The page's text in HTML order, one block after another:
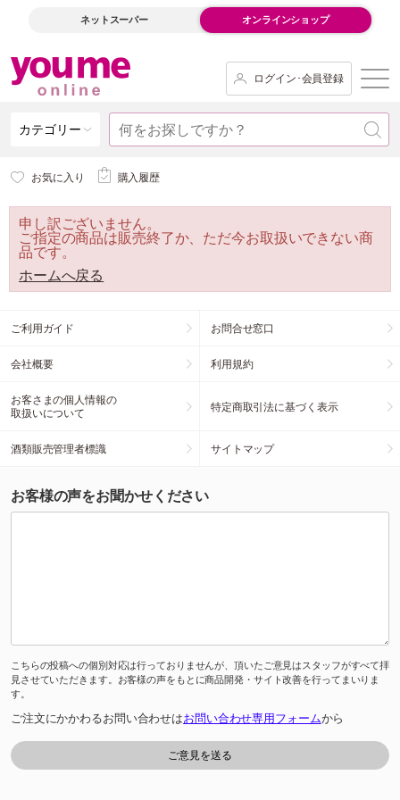
ネットスーパー オンラインショップ
ログイン･会員登録
カテゴリー
お気に入り 購入履歴
申し訳ございません。
ご指定の商品は販売終了か、ただ今お取扱いできない商
品です。
ホームへ戻る
ご利用ガイド お問合せ窓口
会社概要 利用規約
お客さまの個人情報の
取扱いについて
特定商取引法に基づく表示
酒類販売管理者標識 サイトマップ
お客様の声をお聞かせください
こちらの投稿への個別対応は行っておりませんが、頂いたご意見はスタッフがすべて拝
見させていただきます。お客様の声をもとに商品開発・サイト改善を行ってまいりま
す。
ご注文にかかわるお問い合わせはお問い合わせ専用フォームから